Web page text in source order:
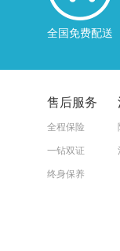
全国免费配送
售后服务
全程保险
一钻双证
终身保养